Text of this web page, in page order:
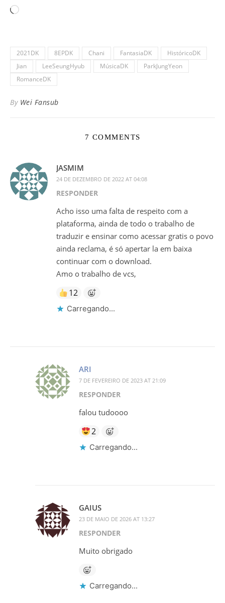
Carregando...
2021DK 8EPDK Chani FantasiaDK
HistóricoDK
Jian
LeeSeungHyub MúsicaDK
ParkJungYeon
RomanceDK
By Wei Fansub
7 COMMENTS
JASMIM
24 DE DEZEMBRO DE 2022 AT 04:08
RESPONDER
Acho isso uma falta de respeito com a
plataforma, ainda de todo o trabalho de
traduzir e ensinar como acessar gratis o povo
ainda reclama, é só apertar la em baixa
continuar com o download.
Amo o trabalho de vcs,
12
Carregando...
ARI
7 DE FEVEREIRO DE 2023 AT 21:09
RESPONDER
falou tudoooo
2
Carregando...
GAIUS
23 DE MAIO DE 2026 AT 13:27
RESPONDER
Muito obrigado
Carregando...